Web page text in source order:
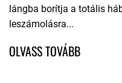
lángba borítja a totális
leszámolásra...